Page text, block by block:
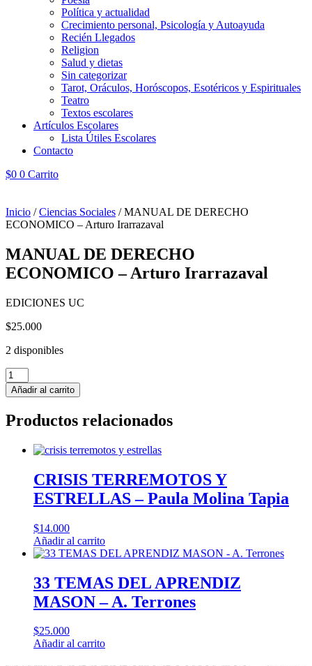
Política y actualidad
Crecimiento personal, Psicología y Autoayuda
Recién Llegados
Religion
Salud y dietas
Sin categorizar
Tarot, Oráculos, Horóscopos, Esotéricos y Espirituales
Teatro
Textos escolares
Artículos Escolares
Lista Útiles Escolares
Contacto
$0 0 Carrito
Inicio /Ciencias Sociales / MANUAL DE DERECHO
ECONOMICO – Arturo Irarrazaval
MANUAL DE DERECHO
ECONOMICO – Arturo Irarrazaval
EDICIONES UC
$25.000
2 disponibles
MANUAL
DE
DERECHO
-
Irarrazaval
Añadir al carrito
Productos relacionados
CRISIS TERREMOTOS Y
ESTRELLAS – Paula Molina Tapia
$14.000
Añadir al carrito
33 TEMAS DEL APRENDIZ
MASON – A. Terrones
$25.000
Añadir al carrito